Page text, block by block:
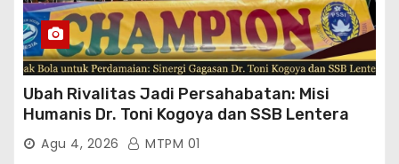
Ubah Rivalitas Jadi Persahabatan: Misi
Humanis Dr. Toni Kogoya dan SSB Lentera
TimurAgu 4, 2026 MTPM 01